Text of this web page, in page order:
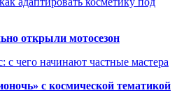
открыли мотосезон
чего начинают частные мастера
с космической тематикой